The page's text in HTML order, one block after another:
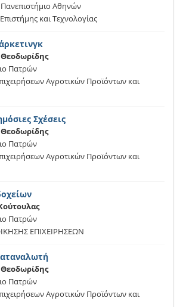
Αθηνών
και Τεχνολογίας
Πατρών
Αγροτικών Προϊόντων και
Σχέσεις
Πατρών
Αγροτικών Προϊόντων και
Πατρών
ΕΠΙΧΕΙΡΗΣΕΩΝ
Πατρών
Αγροτικών Προϊόντων και